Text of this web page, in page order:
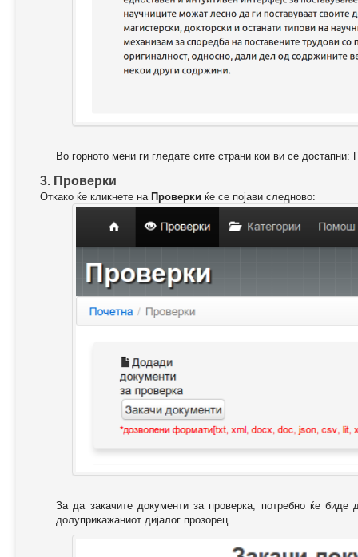
Во горното мени ги гледате сите страни кои ви се
3. Проверки
Откако ќе кликнете на Проверки ќе се појави следново:
За да закачите документи за проверка, потребно ќе биде
долуприкажаниот дијалог прозорец.